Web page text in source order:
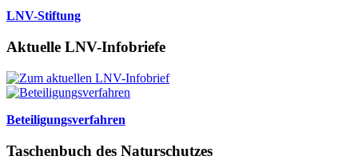
LNV-Stiftung
Aktuelle LNV-Infobriefe
Beteiligungsverfahren
Taschenbuch des Naturschutzes